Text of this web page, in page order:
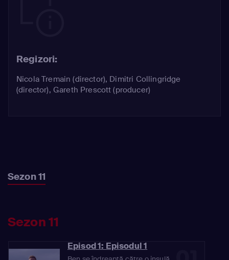
Regizori:
Nicola Tremain (director), Dimitri Collingridge
(director), Gareth Prescott (producer)
Sezon 11
Sezon 11
Episod 1: Episodul 1